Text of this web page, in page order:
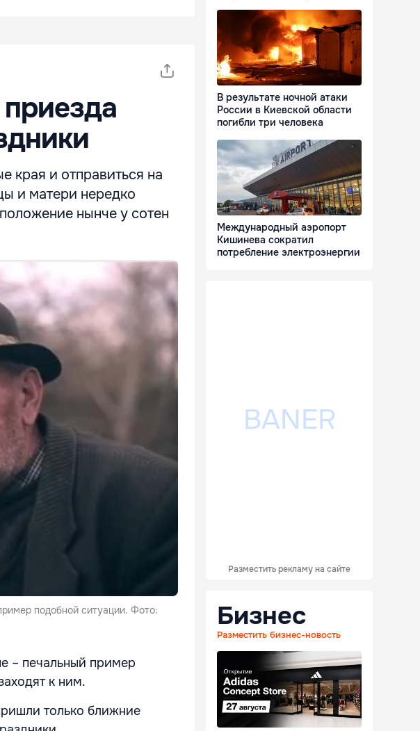
края и отправиться на
и матери нередко
нынче у сотен
подобной ситуации. Фото:
– печальный пример
к ним.
только ближние
В результате ночной атаки
России в Киевской области
погибли три человека
Международный аэропорт
Кишинева сократил
потребление электроэнергии
Разместить рекламу на сайте
Бизнес
Разместить бизнес-новость